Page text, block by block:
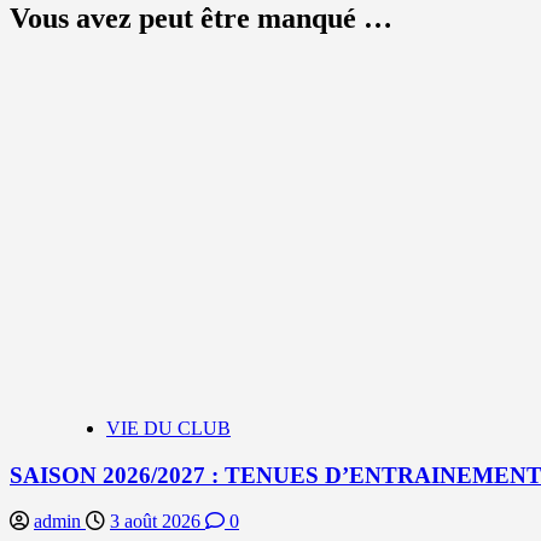
Vous avez peut être manqué …
VIE DU CLUB
SAISON 2026/2027 : TENUES D’ENTRAINEMENT
admin 3 août 2026 0